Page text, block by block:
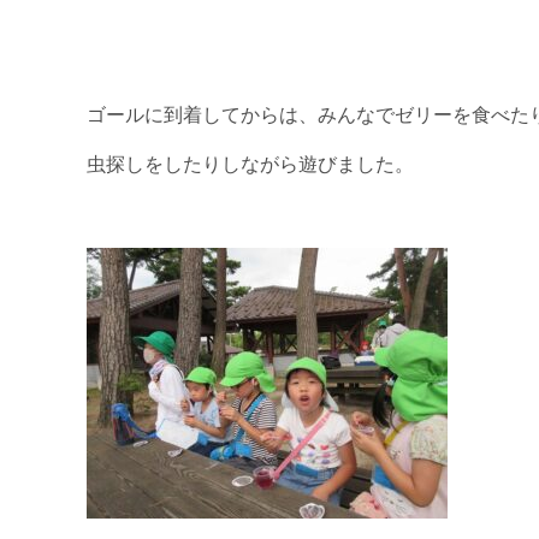
ゴールに到着してからは、みんなでゼリーを食べた
虫探しをしたりしながら遊びました。